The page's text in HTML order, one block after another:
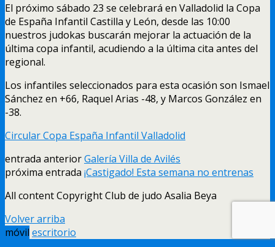
El próximo sábado 23 se celebrará en Valladolid la Copa
de España Infantil Castilla y León, desde las 10:00
nuestros judokas buscarán mejorar la actuación de la
última copa infantil, acudiendo a la última cita antes del
regional.
Los infantiles seleccionados para esta ocasión son Ismael
Sánchez en +66, Raquel Arias -48, y Marcos González en
-38.
Circular Copa España Infantil Valladolid
entrada anteriorGalería Villa de Avilés
próxima entrada ¡Castigado! Esta semana no entrenas
All content Copyright Club de judo Asalia Beya
Volver arriba
móvil escritorio